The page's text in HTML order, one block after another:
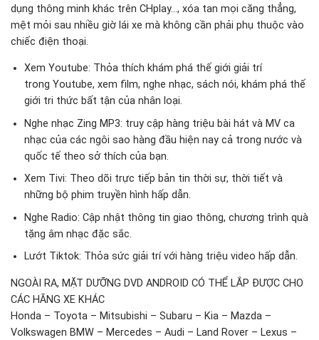
dụng thông minh khác trên CHplay…, xóa tan mọi căng thẳng,
mệt mỏi sau nhiều giờ lái xe mà không cần phải phụ thuộc vào
chiếc điện thoại.
Xem Youtube: Thỏa thích khám phá thế giới giải trí
trong Youtube, xem film, nghe nhạc, sách nói, khám phá thế
giới tri thức bất tận của nhân loại.
Nghe nhạc Zing MP3: truy cập hàng triệu bài hát và MV ca
nhạc của các ngôi sao hàng đầu hiện nay cả trong nước và
quốc tế theo sở thích của bạn.
Xem Tivi: Theo dõi trực tiếp bản tin thời sự, thời tiết và
những bộ phim truyền hình hấp dẫn.
Nghe Radio: Cập nhật thông tin giao thông, chương trình quà
tặng âm nhạc đặc sắc.
Lướt Tiktok: Thỏa sức giải trí với hàng triệu video hấp dẫn.
NGOÀI RA, MẶT DƯỠNG DVD ANDROID CÓ THỂ LẮP ĐƯỢC CHO
CÁC HÃNG XE KHÁC
Honda – Toyota – Mitsubishi – Subaru – Kia – Mazda –
Volkswagen BMW – Mercedes – Audi – Land Rover – Lexus –